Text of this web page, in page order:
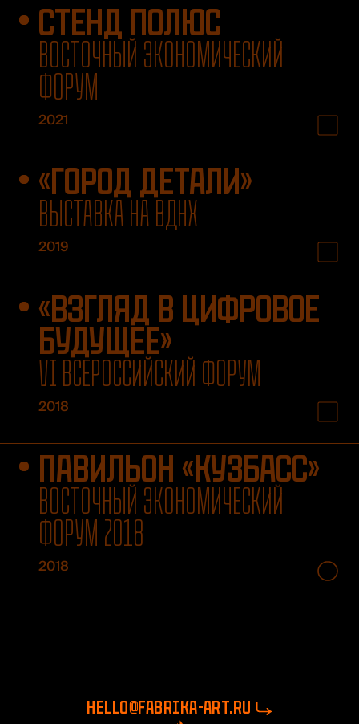
СТЕНД ПОЛЮС
ВОСТОЧНЫЙ ЭКОНОМИЧЕСКИЙ
ФОРУМ
2021
«ГОРОД ДЕТАЛИ»
ВЫСТАВКА НА ВДНХ
2019
«ВЗГЛЯД В ЦИФРОВОЕ
БУДУЩЕЕ»
VI ВСЕРОССИЙСКИЙ ФОРУМ
2018
ПАВИЛЬОН «КУЗБАСС»
ВОСТОЧНЫЙ ЭКОНОМИЧЕСКИЙ
ФОРУМ 2018
2018
hello@fabrika-art.ru